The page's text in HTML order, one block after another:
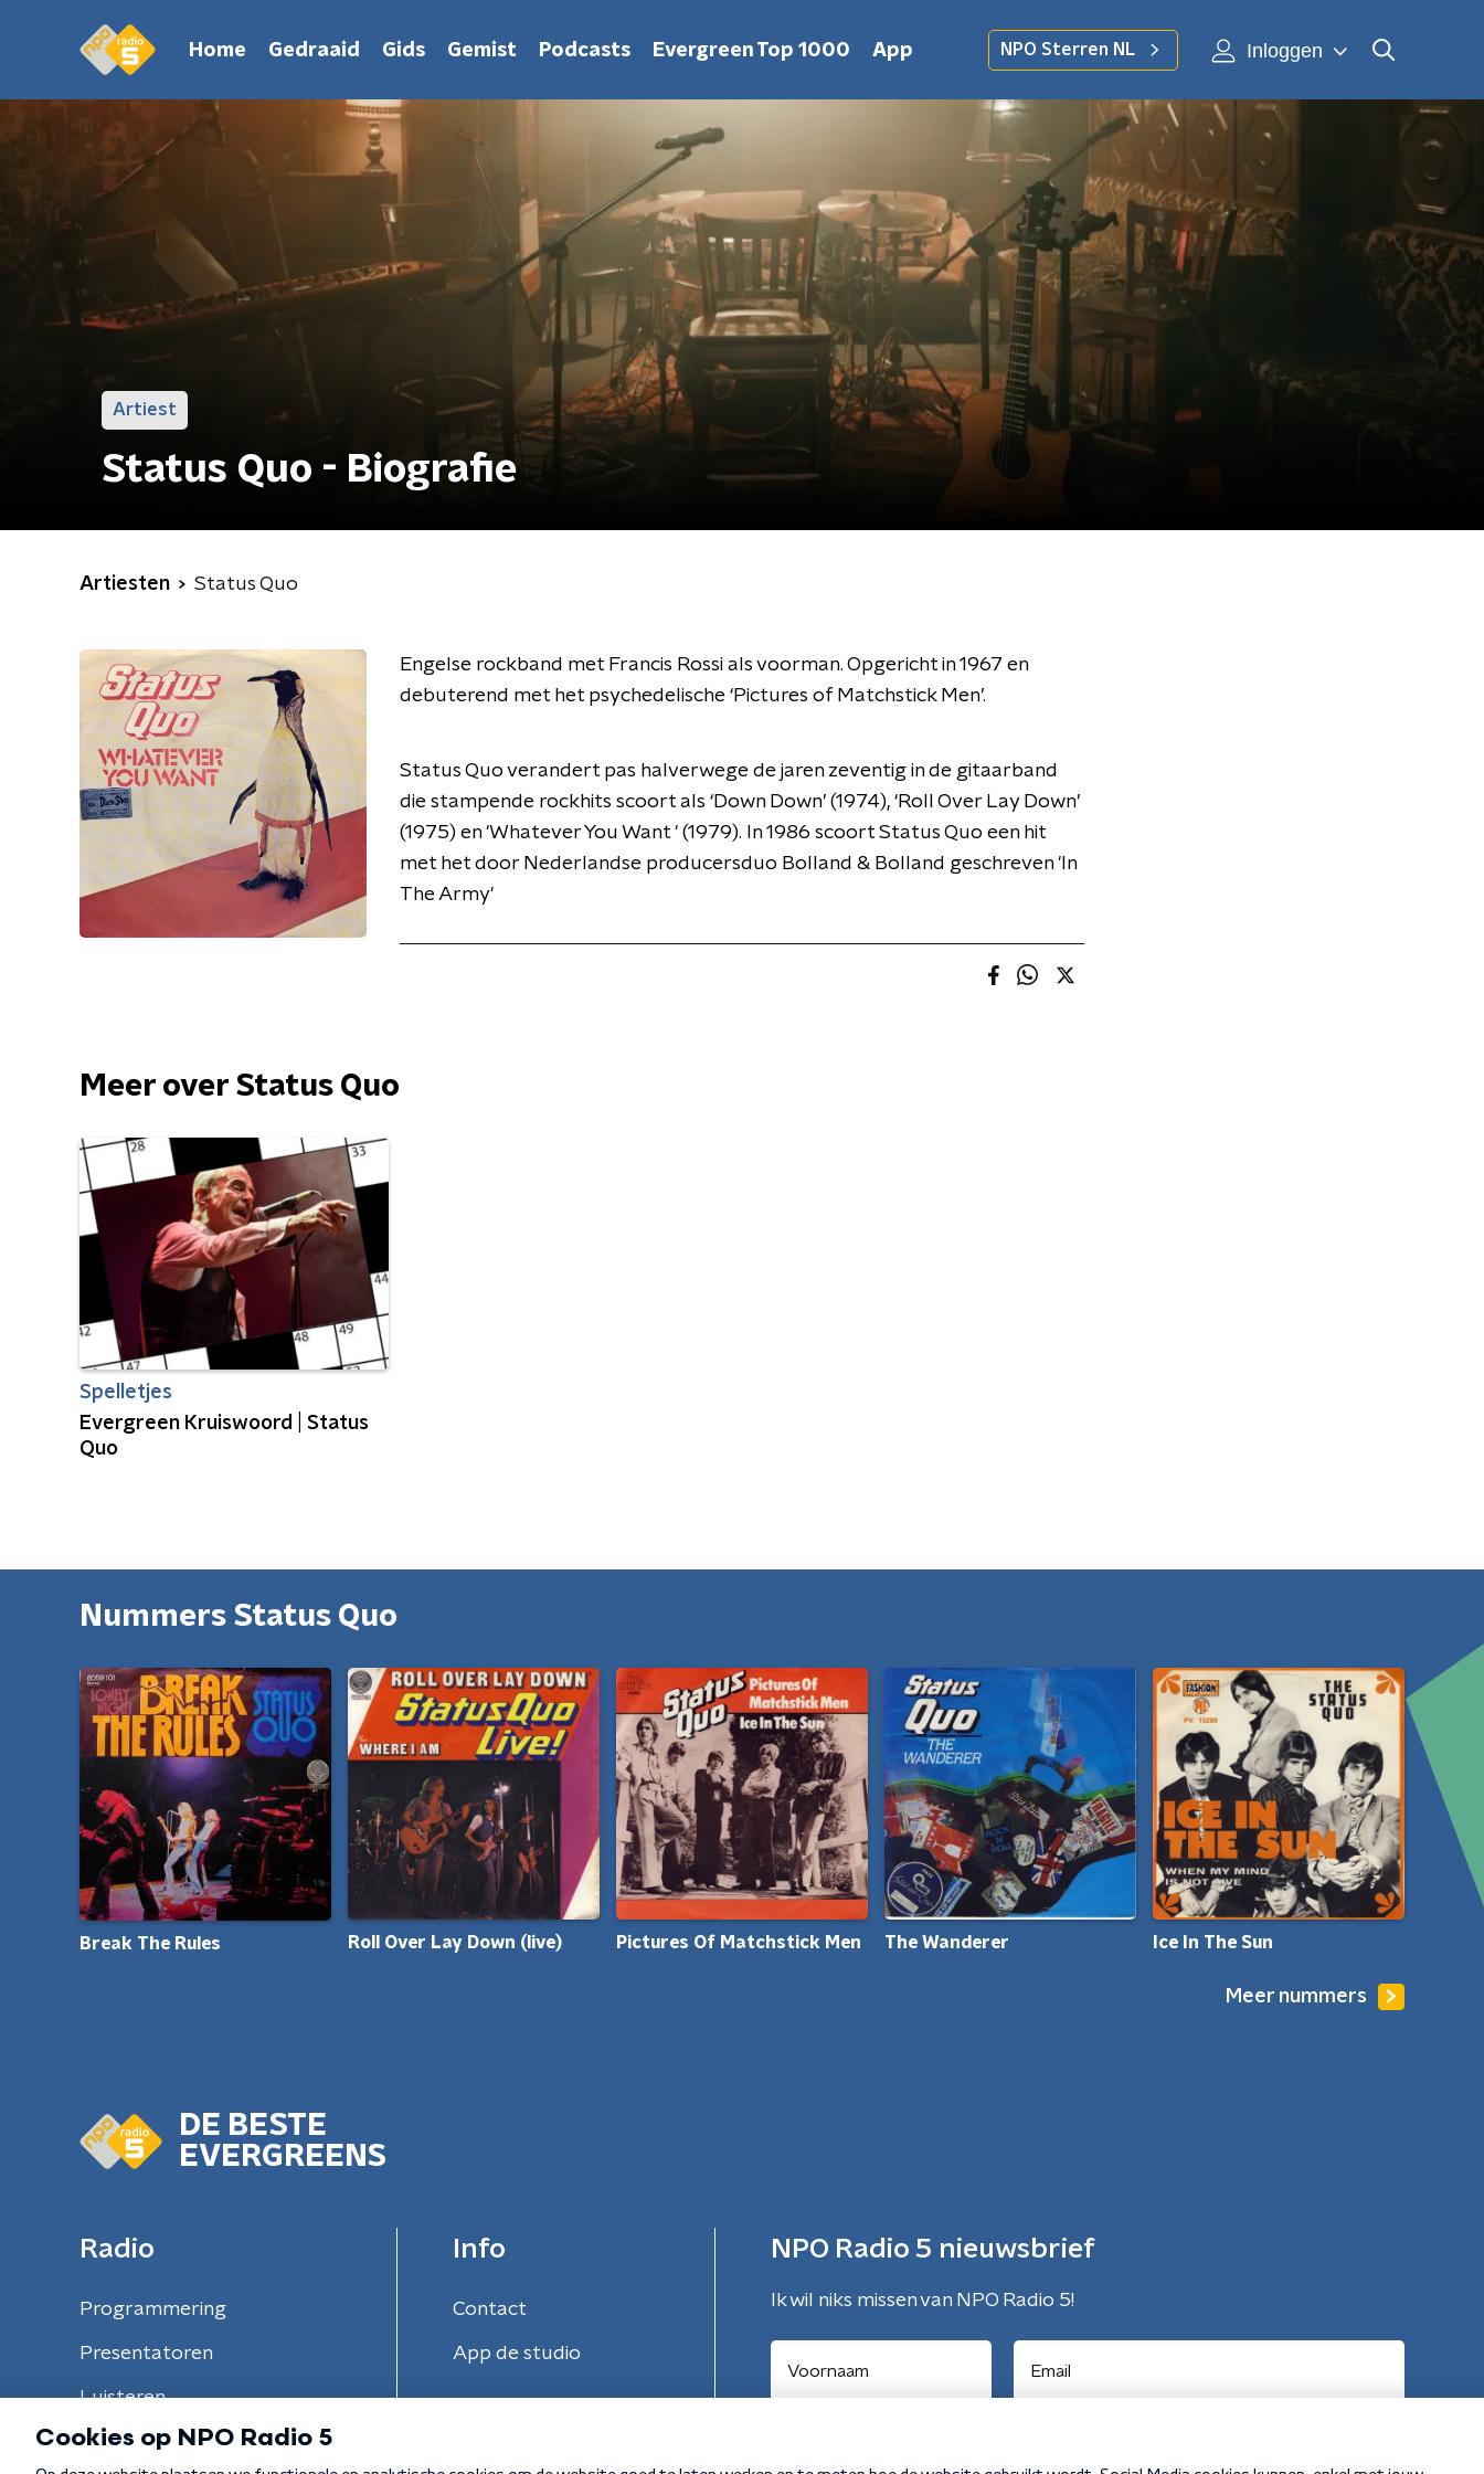
Home Gedraaid Gids Gemist Podcasts Evergreen Top 1000 App NPO Sterren NL Inloggen
Artiest
Status Quo - Biografie
Artiesten Status Quo
Engelse rockband met Francis Rossi als voorman. Opgericht in 1967 en
debuterend met het psychedelische ‘Pictures of Matchstick Men’.
Status Quo verandert pas halverwege de jaren zeventig in de gitaarband
die stampende rockhits scoort als ‘Down Down’ (1974), ‘Roll Over Lay Down’
(1975) en 'Whatever You Want ' (1979). In 1986 scoort Status Quo een hit
met het door Nederlandse producersduo Bolland & Bolland geschreven 'In
The Army'
Meer over Status Quo
Spelletjes
Evergreen Kruiswoord | Status
Quo
Nummers Status Quo
Break The Rules Roll Over Lay Down (live) Pictures Of Matchstick Men The Wanderer Ice In The Sun
Meer nummers
DE BESTE
EVERGREENS
Radio
Programmering
Presentatoren
Luisteren
Info
Contact
App de studio
NPO Radio 5 nieuwsbrief
Ik wil niks missen van NPO Radio 5!